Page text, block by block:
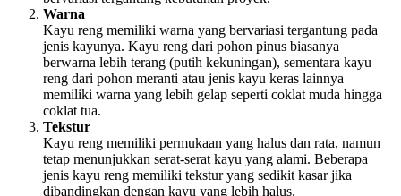
Warna
Kayu reng memiliki warna yang bervariasi tergantung pada
jenis kayunya. Kayu reng dari pohon pinus biasanya
berwarna lebih terang (putih kekuningan), sementara kayu
reng dari pohon meranti atau jenis kayu keras lainnya
memiliki warna yang lebih gelap seperti coklat muda hingga
coklat tua.
Tekstur
Kayu reng memiliki permukaan yang halus dan rata, namun
tetap menunjukkan serat-serat kayu yang alami. Beberapa
jenis kayu reng memiliki tekstur yang sedikit kasar jika
dibandingkan dengan kayu yang lebih halus.